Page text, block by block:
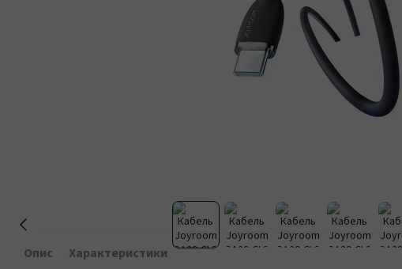
Опис Характеристики